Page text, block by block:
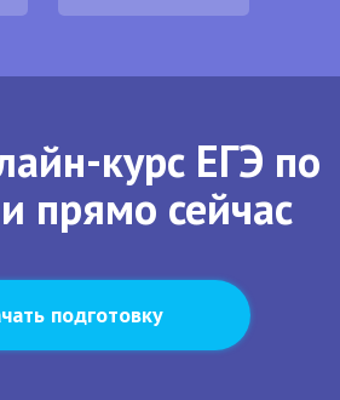
курс ЕГЭ по
прямо сейчас
подготовку